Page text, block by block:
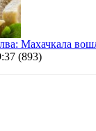
Махачкала
(893)